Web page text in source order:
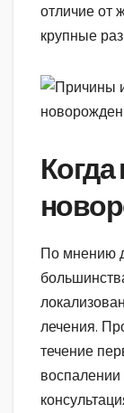
отличие от
крупные
Когда
По мнению
лечения.
течение